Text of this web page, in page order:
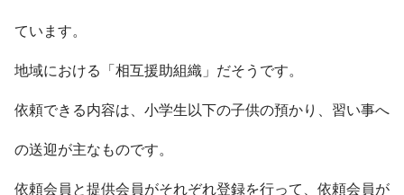
ています。
地域における「相互援助組織」だそうです。
依頼できる内容は、小学生以下の子供の預かり、習い事へ
の送迎が主なものです。
依頼会員と提供会員がそれぞれ登録を行って、依頼会員が